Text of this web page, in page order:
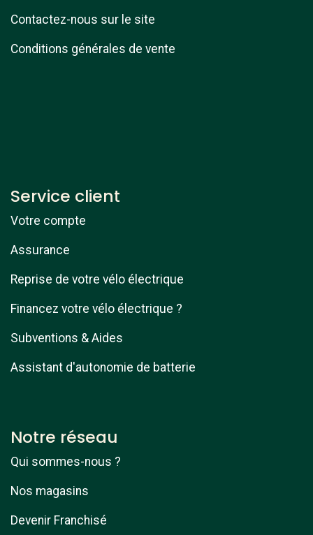
Contactez-nous sur le site
Conditions générales de vente
Service client
Votre compte
Assurance
Reprise de votre vélo électrique
Financez votre vélo électrique ?
Subventions & Aides
Assistant d'autonomie de batterie
Notre réseau
Qui sommes-nous ?
Nos magasins
Devenir Franchisé